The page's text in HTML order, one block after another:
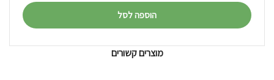
הוספה לסל
מוצרים קשורים